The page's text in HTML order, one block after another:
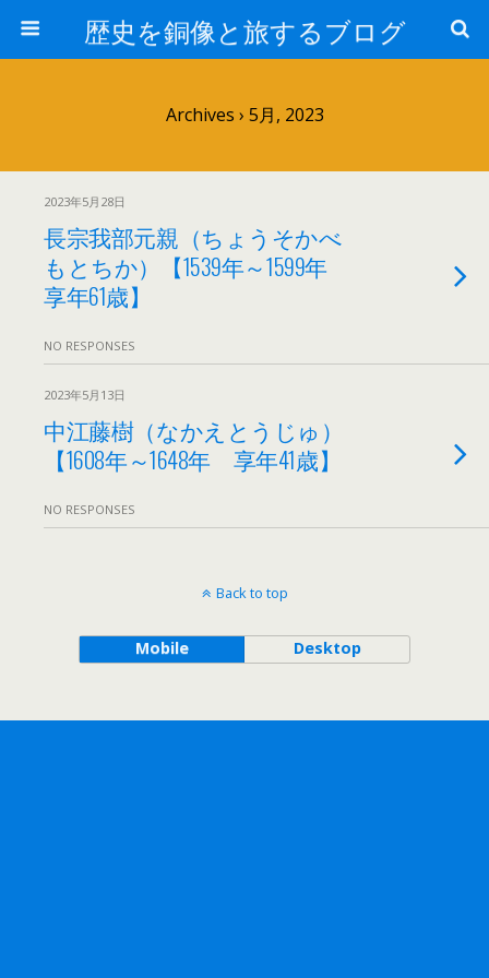
歴史を銅像と旅するブログ
Archives › 5月, 2023
2023年5月28日
長宗我部元親（ちょうそかべ
もとちか）【1539年～1599年
享年61歳】
NO RESPONSES
2023年5月13日
中江藤樹（なかえとうじゅ）
【1608年～1648年 享年41歳】
NO RESPONSES
Back to top
Mobile Desktop